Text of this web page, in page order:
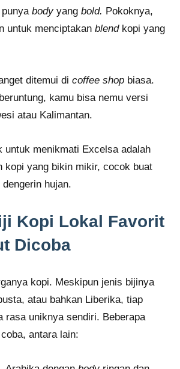
bodyyang bold. Pokoknya,
untuk menciptakan blendkopi yang
ditemui di coffee shop biasa.
kamu bisa nemu versi
atau Kalimantan.
untuk menikmati Excelsa adalah
kopi yang bikin mikir, cocok buat
hujan.
Kopi Lokal Favorit
Dicoba
kopi. Meskipun jenis bijinya
atau bahkan Liberika, tiap
rasa uniknya sendiri. Beberapa
antara lain: